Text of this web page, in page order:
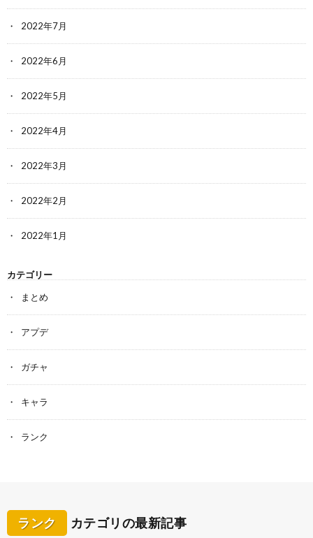
2022年7月
2022年6月
2022年5月
2022年4月
2022年3月
2022年2月
2022年1月
カテゴリー
まとめ
アプデ
ガチャ
キャラ
ランク
ランク カテゴリの最新記事